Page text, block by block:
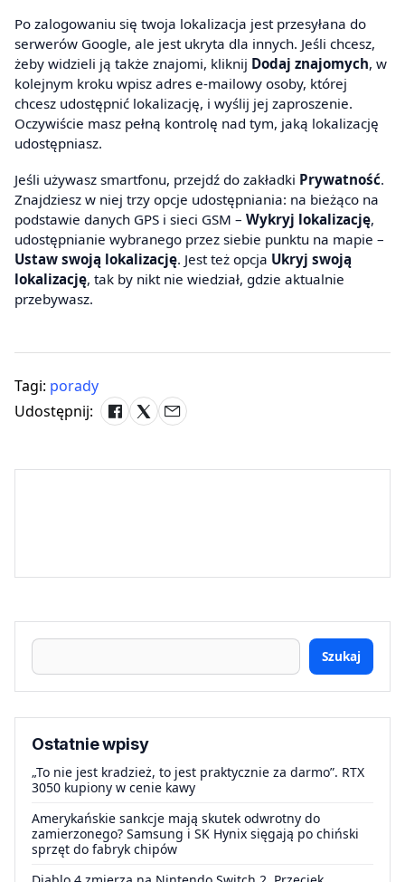
Po zalogowaniu się twoja lokalizacja jest przesyłana do
serwerów Google, ale jest ukryta dla innych. Jeśli chcesz,
żeby widzieli ją także znajomi, kliknij Dodaj znajomych, w
kolejnym kroku wpisz adres e-mailowy osoby, której
chcesz udostępnić lokalizację, i wyślij jej zaproszenie.
Oczywiście masz pełną kontrolę nad tym, jaką lokalizację
udostępniasz.
Jeśli używasz smartfonu, przejdź do zakładki Prywatność.
Znajdziesz w niej trzy opcje udostępniania: na bieżąco na
podstawie danych GPS i sieci GSM – Wykryj lokalizację,
udostępnianie wybranego przez siebie punktu na mapie –
Ustaw swoją lokalizację. Jest też opcja Ukryj swoją
lokalizację, tak by nikt nie wiedział, gdzie aktualnie
przebywasz.
Tagi: porady
Udostępnij:
Szukaj
Ostatnie wpisy
„To nie jest kradzież, to jest praktycznie za darmo”. RTX
3050 kupiony w cenie kawy
Amerykańskie sankcje mają skutek odwrotny do
zamierzonego? Samsung i SK Hynix sięgają po chiński
sprzęt do fabryk chipów